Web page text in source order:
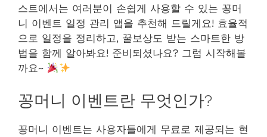
스트에서는 여러분이 손쉽게 사용할 수 있는 꽁머
니 이벤트 일정 관리 앱을 추천해 드릴게요! 효율적
으로 일정을 정리하고, 꿀보상도 받는 스마트한 방
법을 함께 알아봐요! 준비되셨나요? 그럼 시작해볼
까요~
꽁머니 이벤트란 무엇인가?
꽁머니 이벤트는 사용자들에게 무료로 제공되는 현